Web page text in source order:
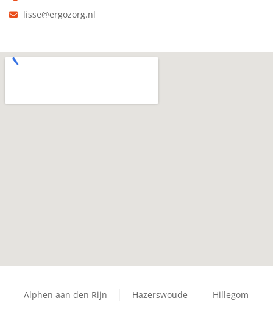
lisse@ergozorg.nl
Alphen aan den Rijn Hazerswoude Hillegom